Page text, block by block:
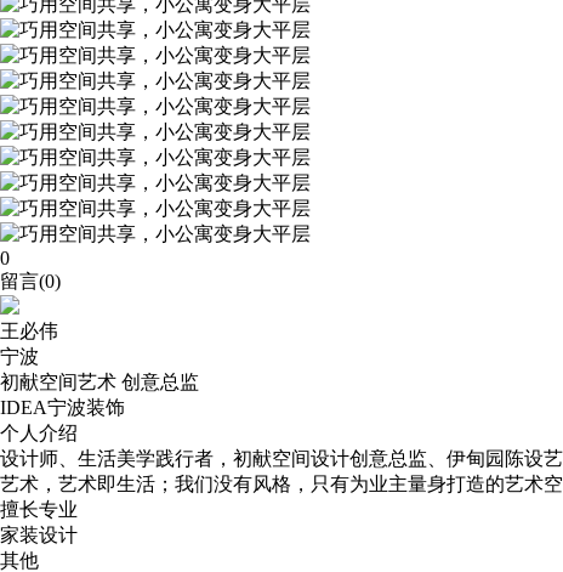
0
留言(0)
王必伟
宁波
初献空间艺术 创意总监
IDEA宁波装饰
个人介绍
设计师、生活美学践行者，初献空间设计创意总监、伊甸园陈设
艺术，艺术即生活；我们没有风格，只有为业主量身打造的艺术
擅长专业
家装设计
其他